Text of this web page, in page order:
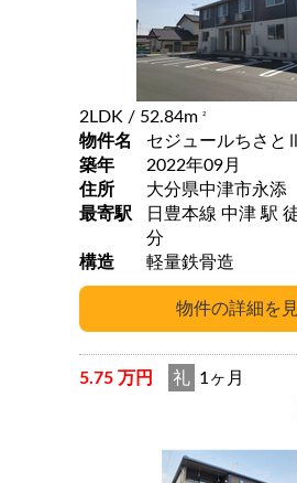
2LDK / 52.84m 2
物件名
セジュールちさとⅢ
築年
2022年09月
住所
大分県中津市永添
最寄駅
日豊本線 中津 駅 徒歩 55
分
構造
軽量鉄骨造
5.75 万円 礼 1ヶ月